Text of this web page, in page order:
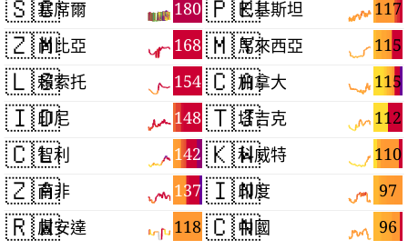
🇸🇨 180
塞席爾
🇿🇲 168
尚比亞
🇱🇸 154
賴索托
🇮🇩 148
印尼
🇨🇱 142
智利
🇿🇦 137
南非
🇷🇼 118
盧安達
🇵🇰 117
巴基斯坦
🇲🇾 115
馬來西亞
🇨🇦 115
加拿大
🇹🇯 112
塔吉克
🇰🇼 110
科威特
🇮🇳 97
印度
🇨🇳 96
中國